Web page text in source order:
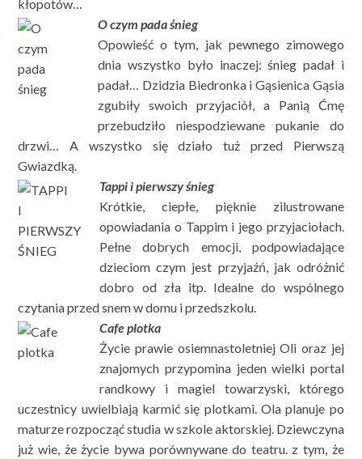
kłopotów…
O czym pada śnieg
Opowieść o tym, jak pewnego zimowego
dnia wszystko było inaczej: śnieg padał i
padał… Dzidzia Biedronka i Gąsienica Gąsia
zgubiły swoich przyjaciół, a Panią Ćmę
przebudziło niespodziewane pukanie do
drzwi… A wszystko się działo tuż przed Pierwszą
Gwiazdką.
Tappi i pierwszy śnieg
Krótkie, ciepłe, pięknie zilustrowane
opowiadania o Tappim i jego przyjaciołach.
Pełne dobrych emocji, podpowiadające
dzieciom czym jest przyjaźń, jak odróżnić
dobro od zła itp. Idealne do wspólnego
czytania przed snem w domu i przedszkolu.
Cafe plotka
Życie prawie osiemnastoletniej Oli oraz jej
znajomych przypomina jeden wielki portal
randkowy i magiel towarzyski, którego
uczestnicy uwielbiają karmić się plotkami. Ola planuje po
maturze rozpocząć studia w szkole aktorskiej. Dziewczyna
już wie, że życie bywa porównywane do teatru. z tym, że